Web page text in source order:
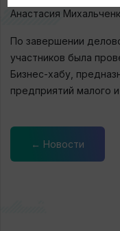
Анастасия
По завершении
участников была
Бизнес-хабу,
предприятий малого
← Новости